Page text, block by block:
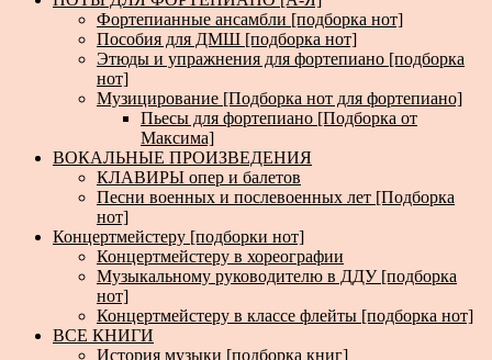
Фортепианные ансамбли [подборка нот]
Пособия для ДМШ [подборка нот]
Этюды и упражнения для фортепиано [подборка
нот]
Музицирование [Подборка нот для фортепиано]
Пьесы для фортепиано [Подборка от
Максима]
ВОКАЛЬНЫЕ ПРОИЗВЕДЕНИЯ
КЛАВИРЫ опер и балетов
Песни военных и послевоенных лет [Подборка
нот]
Концертмейстеру [подборки нот]
Концертмейстеру в хореографии
Музыкальному руководителю в ДДУ [подборка
нот]
Концертмейстеру в классе флейты [подборка нот]
ВСЕ КНИГИ
История музыки [подборка книг]